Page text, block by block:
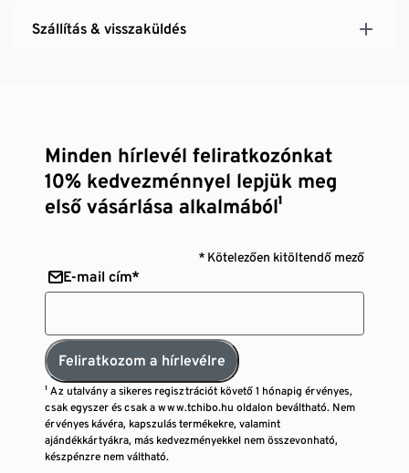
Szállítás & visszaküldés
Minden hírlevél feliratkozónkat
10% kedvezménnyel lepjük meg
első vásárlása alkalmából¹
* Kötelezően kitöltendő mező
E-mail cím*
Feliratkozom a hírlevélre
¹ Az utalvány a sikeres regisztrációt követő 1 hónapig érvényes,
csak egyszer és csak a www.tchibo.hu oldalon beváltható. Nem
érvényes kávéra, kapszulás termékekre, valamint
ajándékkártyákra, más kedvezményekkel nem összevonható,
készpénzre nem váltható.